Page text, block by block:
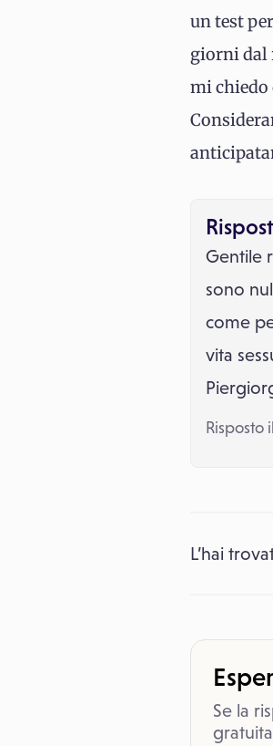
un test
giorni dal
mi chiedo
Gentile
sono
come
vita
Risposto
L’hai
Se la